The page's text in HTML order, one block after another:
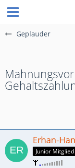
Geplauder
Erhan-
Junior Mitglied